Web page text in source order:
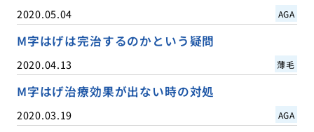
2020.05.04 AGA
M字はげは完治するのかという疑問
2020.04.13 薄毛
M字はげ治療効果が出ない時の対処
2020.03.19 AGA